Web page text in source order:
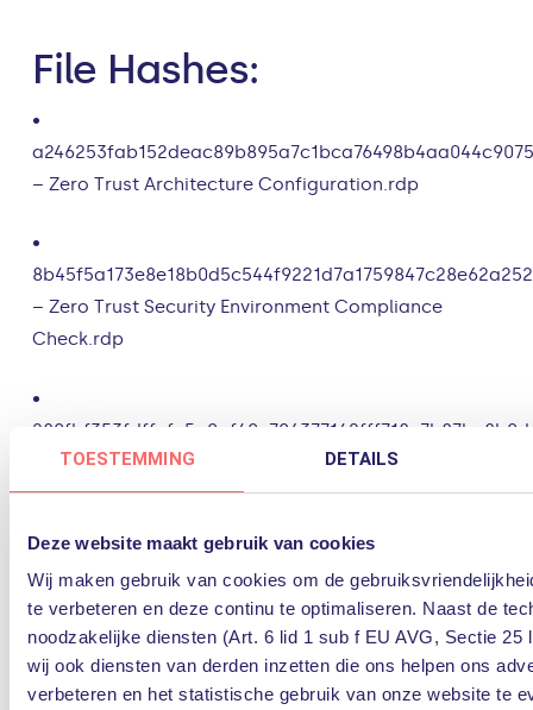
TOESTEMMING DETAILS
Deze website maakt gebruik van cookies
Wij maken gebruik van cookies om de
te verbeteren en deze continu te optimaliseren. Naast de
noodzakelijke diensten (Art. 6 lid 1 sub f EU AVG, Sectie 25
wij ook diensten van derden inzetten die ons helpen ons
verbeteren en het statistische gebruik van onze website te
File Hashes:
•
– Zero Trust Architecture Configuration.rdp
•
– Zero Trust Security Environment Compliance
Check.rdp
•
– AWS IAM Configuration.rdp
– AWS IAM Compliance Check.rdp
•